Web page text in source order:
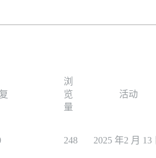
浏
览
量
活动
248 2025 年2 月 13